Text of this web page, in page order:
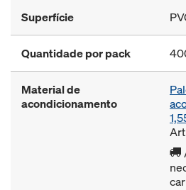
Superfície
Quantidade por pack
Material de
acondicionamento